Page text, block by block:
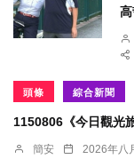
頭條 綜合新聞
1150806《今日觀光
簡安 2026年八